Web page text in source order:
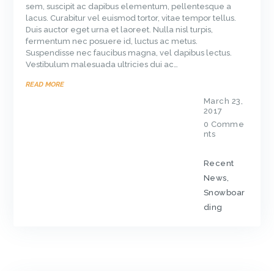
sem, suscipit ac dapibus elementum, pellentesque a
lacus. Curabitur vel euismod tortor, vitae tempor tellus.
Duis auctor eget urna et laoreet. Nulla nisl turpis,
fermentum nec posuere id, luctus ac metus.
Suspendisse nec faucibus magna, vel dapibus lectus.
Vestibulum malesuada ultricies dui ac…
READ MORE
March 23,
2017
0 Comme
nts
Recent
News
Snowboar
ding